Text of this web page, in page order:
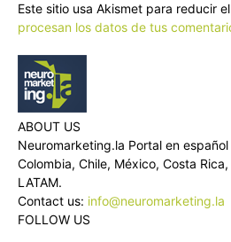
Este sitio usa Akismet para reducir
procesan los datos de tus
ABOUT US
Neuromarketing.la Portal en
Colombia, Chile, México, Costa
LATAM.
Contact us: info@neuromarketing.la
FOLLOW US